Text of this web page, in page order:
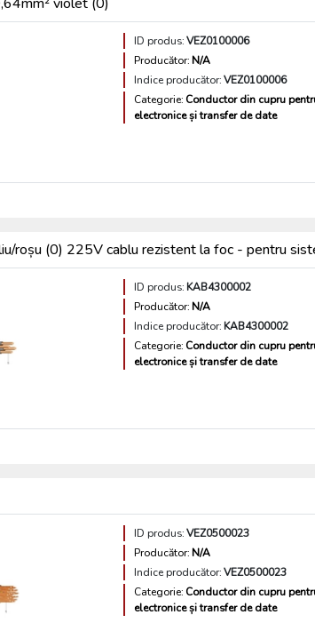
ID produs: VEZ0100006
Producător: N/A
Indice producător: VEZ0100006
Categorie: Conductor din cupru
electronice și transfer de date
roșu (0) 225V cablu rezistent la foc - pentru
ID produs: KAB4300002
Producător: N/A
Indice producător: KAB4300002
Categorie: Conductor din cupru
electronice și transfer de date
ID produs: VEZ0500023
Producător: N/A
Indice producător: VEZ0500023
Categorie: Conductor din cupru
electronice și transfer de date